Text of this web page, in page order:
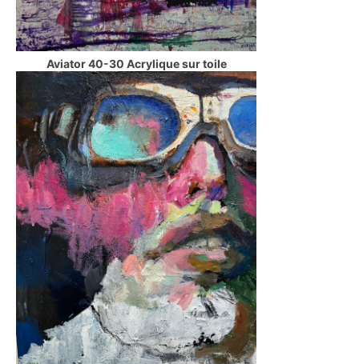
Aviator 40-30 Acrylique sur toile